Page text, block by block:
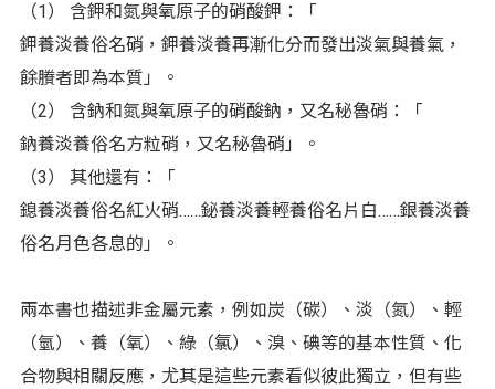
（1） 含鉀和氮與氧原子的硝酸鉀：「
鉀養淡養俗名硝，鉀養淡養再漸化分而發出淡氣與養氣，
餘賸者即為本質」。
（2） 含鈉和氮與氧原子的硝酸鈉，又名秘魯硝：「
鈉養淡養俗名方粒硝，又名秘魯硝」。
（3） 其他還有：「
鎴養淡養俗名紅火硝……鉍養淡養輕養俗名片白……銀養淡養
俗名月色各息的」。
兩本書也描述非金屬元素，例如炭（碳）、淡（氮）、輕
（氫）、養（氧）、綠（氯）、溴、碘等的基本性質、化
合物與相關反應，尤其是這些元素看似彼此獨立，但有些